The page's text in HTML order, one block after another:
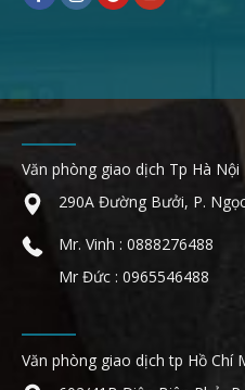
Văn phòng giao dịch Tp Hà Nội
290A Đường Bưởi, P.
Mr. Vinh : 0888276488
Mr Đức : 0965546488
Văn phòng giao dịch tp Hồ Chí